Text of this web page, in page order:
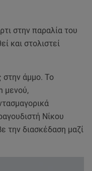
στην παραλία του
και στολιστεί
στην άμμο. Το
μενού,
Νίκου
την διασκέδαση μαζί